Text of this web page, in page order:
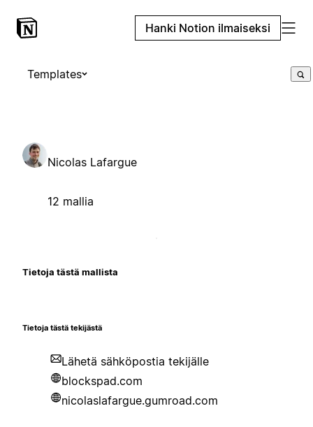
Hanki Notion ilmaiseksi
Templates
Nicolas Lafargue
12 mallia
Tietoja tästä mallista
Tietoja tästä tekijästä
Lähetä sähköpostia tekijälle
blockspad.com
nicolaslafargue.gumroad.com